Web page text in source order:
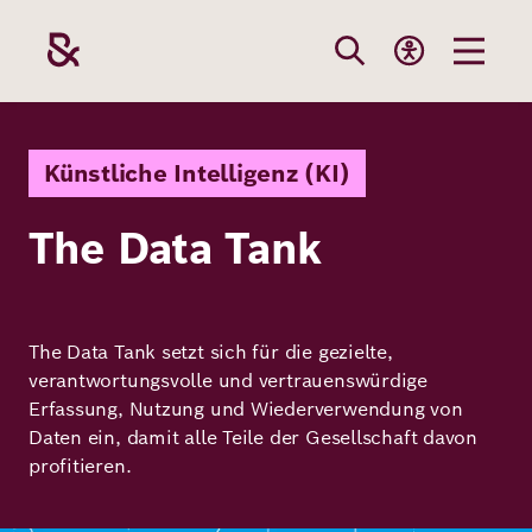
Inhalt
Themen
Förderung
Stiftung
Robert Bosch
Werte und
Themen
Bildung
Gesundheit
Förderung
Projekte
Aktuelle
Karriere
Künstliche Intelligenz (KI)
The Data Tank
The Data Tank setzt sich für die gezielte,
verantwortungsvolle und vertrauenswürdige
Erfassung, Nutzung und Wiederverwendung von
Daten ein, damit alle Teile der Gesellschaft davon
profitieren.